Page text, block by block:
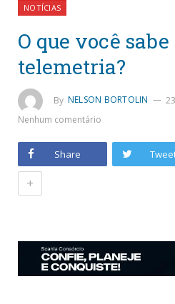
NOTÍCIAS
O que você sabe
telemetria?
By NELSON BORTOLIN
Nenhum comentário
Share
+